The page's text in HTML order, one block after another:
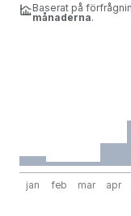
Baserat på
månaderna.
jan feb mar apr